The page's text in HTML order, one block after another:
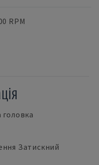
RPM
Затискний